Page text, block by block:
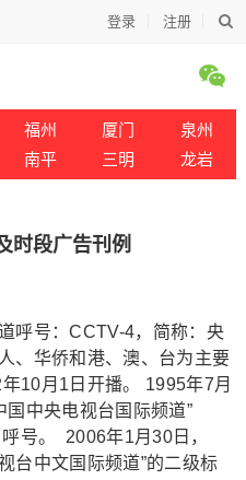
登录 注册
福州 厦门
泉州
南平 三明 龙岩
时段广告刊例
呼号：CCTV-4，简称：央
、华侨和港、澳、台为主要
10月1日开播。 1995年7月
国中央电视台国际频道”
号。 2006年1月30日，
台中文国际频道”的二级标